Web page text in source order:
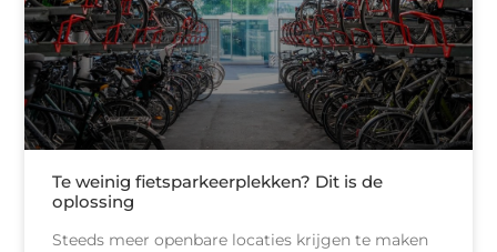
Te weinig fietsparkeerplekken? Dit is de
oplossing
Steeds meer openbare locaties krijgen te maken